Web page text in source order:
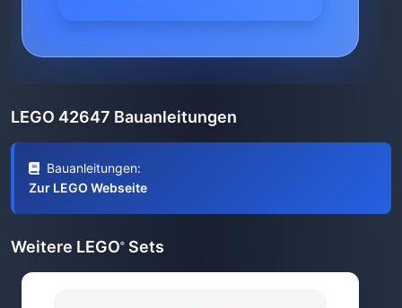
LEGO 42647 Bauanleitungen
Bauanleitungen:
Zur LEGO Webseite
Weitere LEGO® Sets